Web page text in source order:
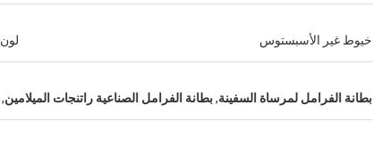
خيوط غير الأسبستوس لون
بطانة الفرامل لمرساة السفينة,بطانة الفرامل الصناعية راتنجات الميلامين,